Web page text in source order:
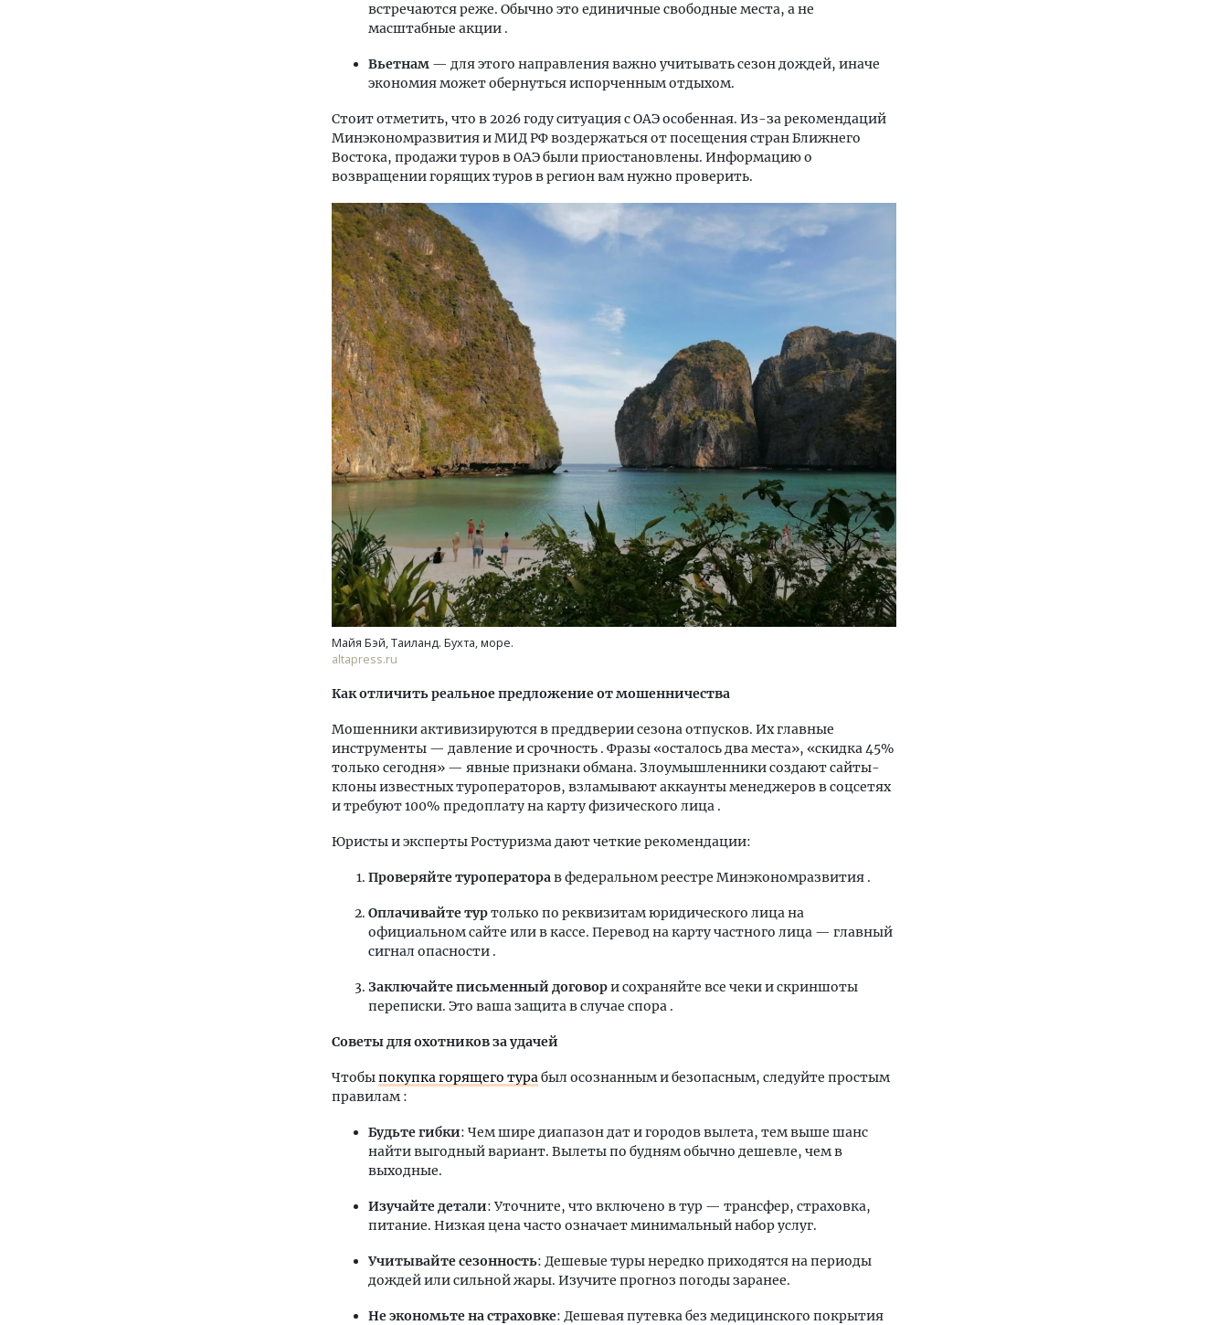
встречаются реже. Обычно это единичные свободные места, а не
масштабные акции .
Вьетнам — для этого направления важно учитывать сезон дождей, иначе
экономия может обернуться испорченным отдыхом.
Стоит отметить, что в 2026 году ситуация с ОАЭ особенная. Из-за рекомендаций
Минэкономразвития и МИД РФ воздержаться от посещения стран Ближнего
Востока, продажи туров в ОАЭ были приостановлены. Информацию о
возвращении горящих туров в регион вам нужно проверить.
Майя Бэй, Таиланд. Бухта, море.
altapress.ru
Как отличить реальное предложение от мошенничества
Мошенники активизируются в преддверии сезона отпусков. Их главные
инструменты — давление и срочность . Фразы «осталось два места», «скидка 45%
только сегодня» — явные признаки обмана. Злоумышленники создают сайты-
клоны известных туроператоров, взламывают аккаунты менеджеров в соцсетях
и требуют 100% предоплату на карту физического лица .
Юристы и эксперты Ростуризма дают четкие рекомендации:
Проверяйте туроператорав федеральном реестре Минэкономразвития .
Оплачивайте туртолько по реквизитам юридического лица на
официальном сайте или в кассе. Перевод на карту частного лица — главный
сигнал опасности .
Заключайте письменный договори сохраняйте все чеки и скриншоты
переписки. Это ваша защита в случае спора .
Советы для охотников за удачей
Чтобыпокупка горящего турабыл осознанным и безопасным, следуйте простым
правилам :
Будьте гибки: Чем шире диапазон дат и городов вылета, тем выше шанс
найти выгодный вариант. Вылеты по будням обычно дешевле, чем в
выходные.
Изучайте детали: Уточните, что включено в тур — трансфер, страховка,
питание. Низкая цена часто означает минимальный набор услуг.
Учитывайте сезонность: Дешевые туры нередко приходятся на периоды
дождей или сильной жары. Изучите прогноз погоды заранее.
Не экономьте на страховке: Дешевая путевка без медицинского покрытия